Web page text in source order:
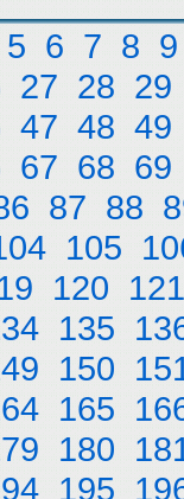
5 6 7 8 9
27 28 29
47 48 49
67 68 69
87 88
105
120 121
135
150
165
180
195